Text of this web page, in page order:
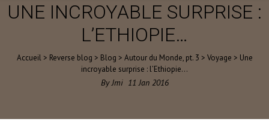
UNE INCROYABLE SURPRISE :
L’ETHIOPIE…
Accueil> Reverse blog > Blog > Autour du Monde, pt. 3 > Voyage > Une
incroyable surprise : l’Ethiopie…
ByJmi 11 Jan 2016